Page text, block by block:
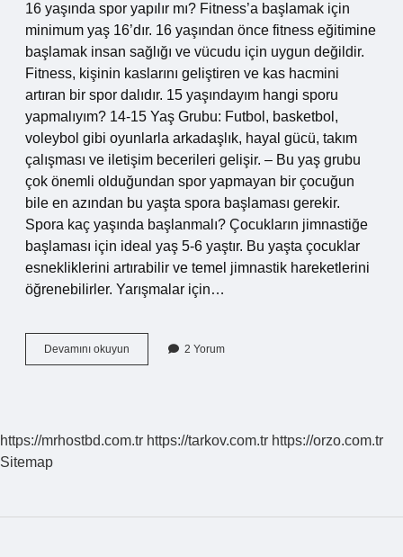
16 yaşında spor yapılır mı? Fitness’a başlamak için
minimum yaş 16’dır. 16 yaşından önce fitness eğitimine
başlamak insan sağlığı ve vücudu için uygun değildir.
Fitness, kişinin kaslarını geliştiren ve kas hacmini
artıran bir spor dalıdır. 15 yaşındayım hangi sporu
yapmalıyım? 14-15 Yaş Grubu: Futbol, ​​basketbol, ​​
voleybol gibi oyunlarla arkadaşlık, hayal gücü, takım
çalışması ve iletişim becerileri gelişir. – Bu yaş grubu
çok önemli olduğundan spor yapmayan bir çocuğun
bile en azından bu yaşta spora başlaması gerekir.
Spora kaç yaşında başlanmalı? Çocukların jimnastiğe
başlaması için ideal yaş 5-6 yaştır. Bu yaşta çocuklar
esnekliklerini artırabilir ve temel jimnastik hareketlerini
öğrenebilirler. Yarışmalar için…
Devamını okuyun
Yaşında
2 Yorum
https://mrhostbd.com.tr https://tarkov.com.tr https://orzo.com.tr
Sitemap